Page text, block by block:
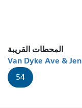
المحطات القريبة
Van Dyke Ave &
54